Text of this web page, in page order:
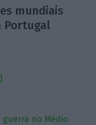
mundiais
Portugal
no Médio